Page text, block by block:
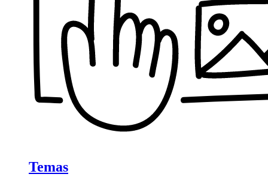
Temas